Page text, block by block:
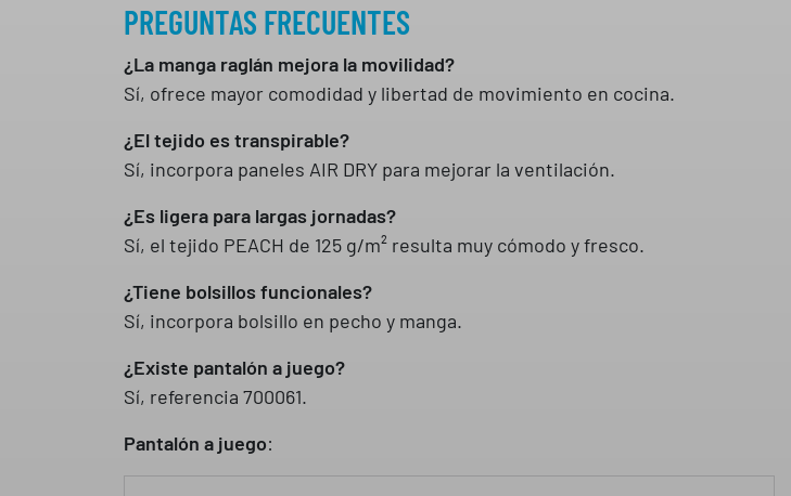
PREGUNTAS FRECUENTES
¿La manga raglán mejora la movilidad?
Sí, ofrece mayor comodidad y libertad de movimiento en cocina.
¿El tejido es transpirable?
Sí, incorpora paneles AIR DRY para mejorar la ventilación.
¿Es ligera para largas jornadas?
Sí, el tejido PEACH de 125 g/m² resulta muy cómodo y fresco.
¿Tiene bolsillos funcionales?
Sí, incorpora bolsillo en pecho y manga.
¿Existe pantalón a juego?
Sí, referencia 700061.
Pantalón a juego: